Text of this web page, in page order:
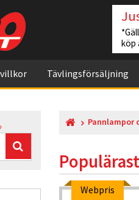
köp
Tävlingsförsäljning
Pannlampor
Webpris